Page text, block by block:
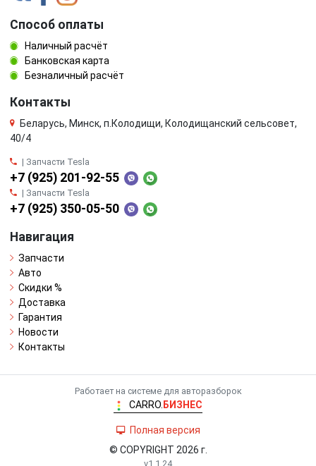
Способ оплаты
Наличный расчёт
Банковская карта
Безналичный расчёт
Контакты
Беларусь, Минск, п.Колодищи, Колодищанский сельсовет,
40/4
| Запчасти Tesla
+7 (925) 201-92-55
| Запчасти Tesla
+7 (925) 350-05-50
Навигация
Запчасти
Авто
Скидки %
Доставка
Гарантия
Новости
Контакты
Работает на системе для авторазборок
CARRO. БИЗНЕС
Полная версия
© COPYRIGHT 2026 г.
v1.1.24